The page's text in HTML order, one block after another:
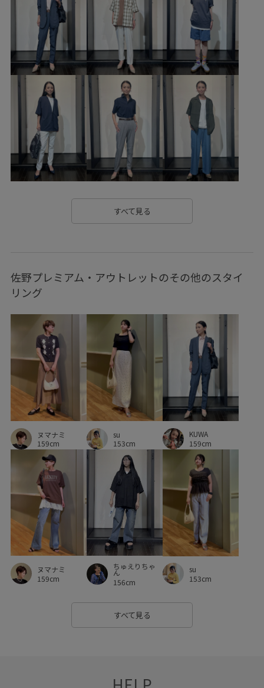
スポーツグッズ その他雑貨 AOI06010
AOM06180 MSpecial_pickup Tシャツ
UVケア ふくらみ ゆったり アクティブシーン
イージーパンツ オーバーサイズ カジュアル
グラフィック グラフィックT コラボ コラボアイテム
サッカー ショーツ ショートパンツ
ジャケット スポーツ スポーティ セットアップ
テニス テーパード ナイロン フィット感
ポップ
ポリエステル ポロシャツ
ワイドシルエット 伸縮性 小物 快適
快適なはき心地
男女兼用 紫外線対策
軽快 野球
すべて見る
佐野プレミアム・アウトレットのその他のスタイ
リング
ヌマナミ
159cm
su
153cm
KUWA
159cm
ヌマナミ
159cm
ちゅえりちゃ
ん
156cm
su
153cm
すべて見る